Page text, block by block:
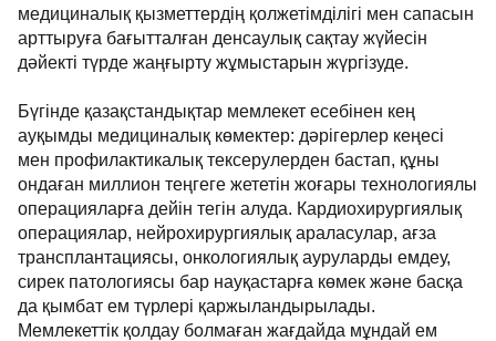
медициналық қызметтердің қолжетімділігі мен сапасын
арттыруға бағытталған денсаулық сақтау жүйесін
дәйекті түрде жаңғырту жұмыстарын жүргізуде.
Бүгінде қазақстандықтар мемлекет есебінен кең
ауқымды медициналық көмектер: дәрігерлер кеңесі
мен профилактикалық тексерулерден бастап, құны
ондаған миллион теңгеге жететін жоғары технологиялы
операцияларға дейін тегін алуда. Кардиохирургиялық
операциялар, нейрохирургиялық араласулар, ағза
трансплантациясы, онкологиялық ауруларды емдеу,
сирек патологиясы бар науқастарға көмек және басқа
да қымбат ем түрлері қаржыландырылады.
Мемлекеттік қолдау болмаған жағдайда мұндай ем